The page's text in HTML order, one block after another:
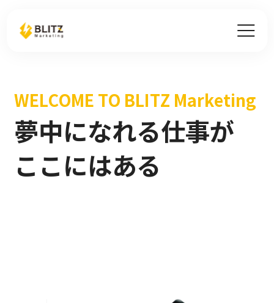
WELCOME TO BLITZ Marketing
夢中になれる仕事が
こ こにはある